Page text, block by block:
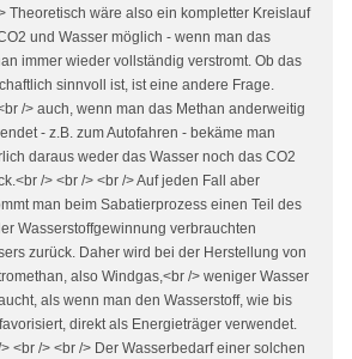
Theoretisch wäre also ein kompletter Kreislauf
und Wasser möglich - wenn man das
immer wieder vollständig verstromt. Ob das
sinnvoll ist, ist eine andere Frage.
/> auch, wenn man das Methan anderweitig
- z.B. zum Autofahren - bekäme man
daraus weder das Wasser noch das CO2
/> <br /> <br /> Auf jeden Fall aber
man beim Sabatierprozess einen Teil des
Wasserstoffgewinnung verbrauchten
zurück. Daher wird bei der Herstellung von
also Windgas,<br /> weniger Wasser
als wenn man den Wasserstoff, wie bis
direkt als Energieträger verwendet.
<br /> <br /> Der Wasserbedarf einer solchen